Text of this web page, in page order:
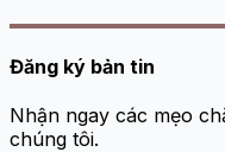
Đăng ký bản tin
Nhận ngay các mẹo
chúng tôi.